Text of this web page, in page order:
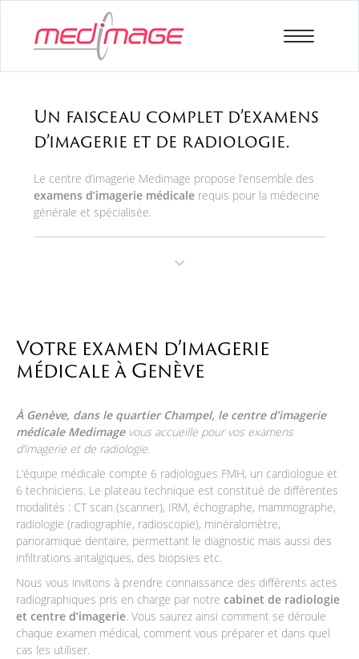
Un faisceau complet d’examens
d’imagerie et de radiologie.
Le centre d’imagerie Medimage propose l’ensemble des
examens d’imagerie médicale requis pour la médecine
générale et spécialisée.
Votre examen d’imagerie
médicale à Genève
À Genève, dans le quartier Champel, le centre d’imagerie
médicale Medimagevous accueille pour vos examens
d’imagerie et de radiologie.
L’équipe médicale compte 6 radiologues FMH, un cardiologue et
6 techniciens. Le plateau technique est constitué de différentes
modalités : CT scan (scanner), IRM, échographe, mammographe,
radiologie (radiographie, radioscopie), minéralomètre,
panoramique dentaire, permettant le diagnostic mais aussi des
infiltrations antalgiques, des biopsies etc.
Nous vous invitons à prendre connaissance des différents actes
radiographiques pris en charge par notre cabinet de radiologie
et centre d’imagerie. Vous saurez ainsi comment se déroule
chaque examen médical, comment vous préparer et dans quel
cas les utiliser.